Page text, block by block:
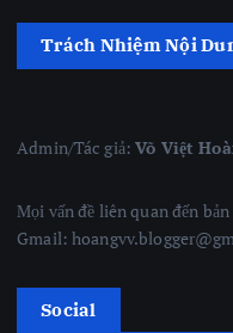
Trách Nhiệm Nội
Admin/Tác giả:Võ Việt
Mọi vấn đề liên quan đến
Gmail:
Social